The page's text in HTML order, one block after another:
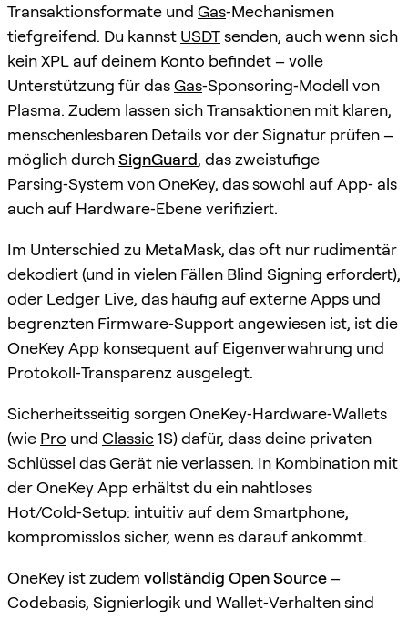
Transaktionsformate und Gas‑Mechanismen
tiefgreifend. Du kannst USDTsenden, auch wenn sich
kein XPL auf deinem Konto befindet – volle
Unterstützung für dasGas‑Sponsoring‑Modell von
Plasma. Zudem lassen sich Transaktionen mit klaren,
menschenlesbaren Details vor der Signatur prüfen –
möglich durchSignGuard, das zweistufige
Parsing‑System von OneKey, das sowohl auf App‑ als
auch auf Hardware‑Ebene verifiziert.
Im Unterschied zu MetaMask, das oft nur rudimentär
dekodiert (und in vielen Fällen Blind Signing erfordert),
oder Ledger Live, das häufig auf externe Apps und
begrenzten Firmware‑Support angewiesen ist, ist die
OneKey App konsequent auf Eigenverwahrung und
Protokoll‑Transparenz ausgelegt.
Sicherheitsseitig sorgen OneKey‑Hardware‑Wallets
(wie Pro und Classic1S) dafür, dass deine privaten
Schlüssel das Gerät nie verlassen. In Kombination mit
der OneKey App erhältst du ein nahtloses
Hot/Cold‑Setup: intuitiv auf dem Smartphone,
kompromisslos sicher, wenn es darauf ankommt.
OneKey ist zudem vollständig Open Source–
Codebasis, Signierlogik und Wallet‑Verhalten sind